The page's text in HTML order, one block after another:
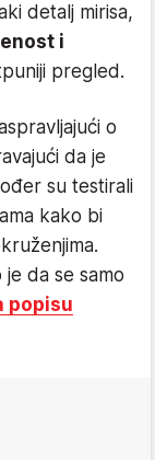
detalj mirisa,
i
pregled.
o
da je
su testirali
kako bi
da se samo
popisu